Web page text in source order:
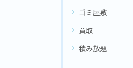
ゴミ屋敷
買取
積み放題